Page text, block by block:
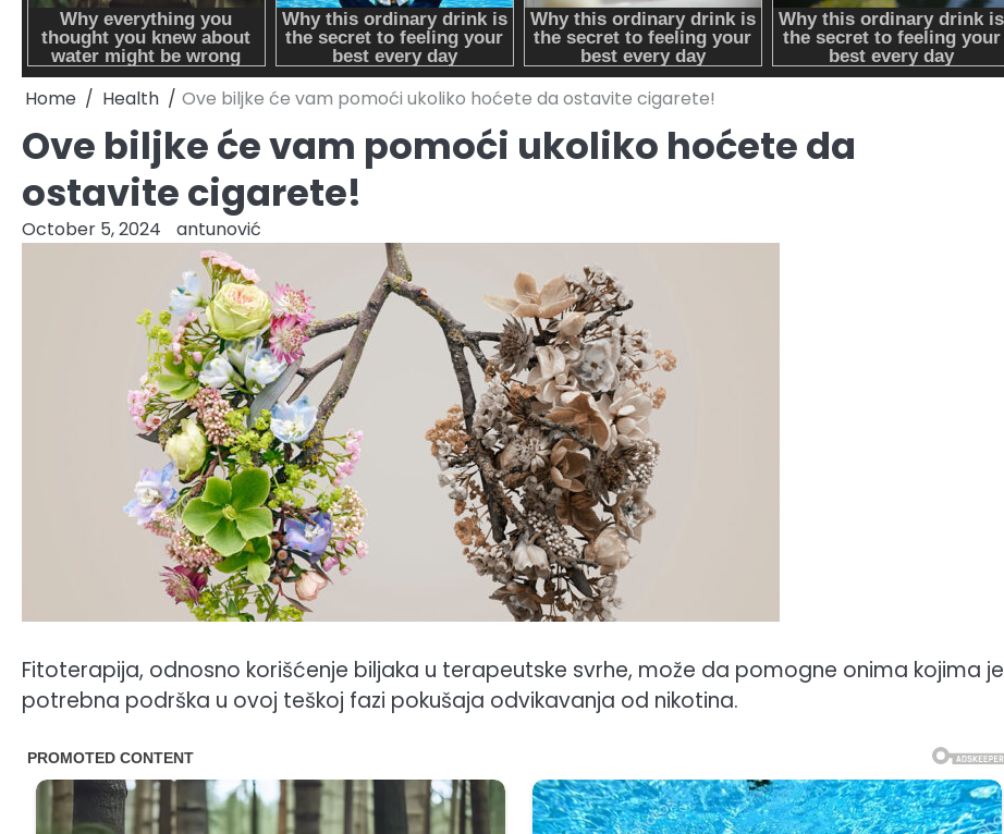
Home Health Ove biljke će vam pomoći ukoliko hoćete da ostavite cigarete!
Ove biljke će vam pomoći ukoliko hoćete da
ostavite cigarete!
October 5, 2024 antunović
Fitoterapija, odnosno korišćenje biljaka u terapeutske svrhe, može da pomogne onima kojima je
potrebna podrška u ovoj teškoj fazi pokušaja odvikavanja od nikotina.